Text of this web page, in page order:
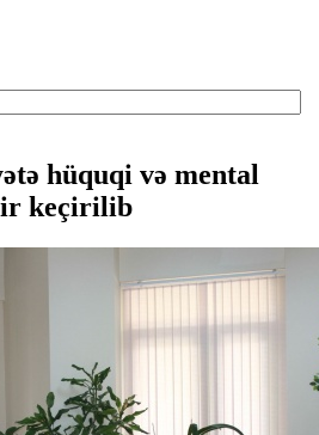
hüquqi və mental
keçirilib